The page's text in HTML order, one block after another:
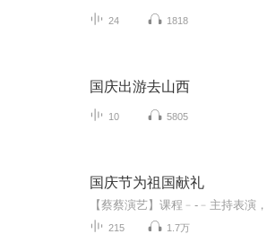
24 1818
国庆出游去山西
10 5805
国庆节为祖国献礼
215 1.7万